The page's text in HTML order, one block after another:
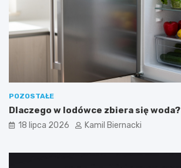
POZOSTAŁE
Dlaczego w lodówce zbiera się woda?
18 lipca 2026 Kamil Biernacki